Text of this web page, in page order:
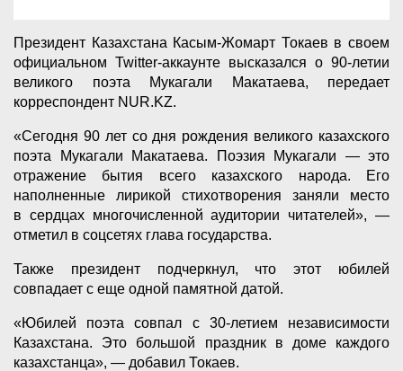
Президент Казахстана Касым-Жомарт Токаев в своем
официальном Twitter-аккаунте высказался о 90-летии
великого поэта Мукагали Макатаева, передает
корреспондент NUR.KZ.
«Сегодня 90 лет со дня рождения великого казахского
поэта Мукагали Макатаева. Поэзия Мукагали — это
отражение бытия всего казахского народа. Его
наполненные лирикой стихотворения заняли место
в сердцах многочисленной аудитории читателей», —
отметил в соцсетях глава государства.
Также президент подчеркнул, что этот юбилей
совпадает с еще одной памятной датой.
«Юбилей поэта совпал с 30-летием независимости
Казахстана. Это большой праздник в доме каждого
казахстанца», — добавил Токаев.